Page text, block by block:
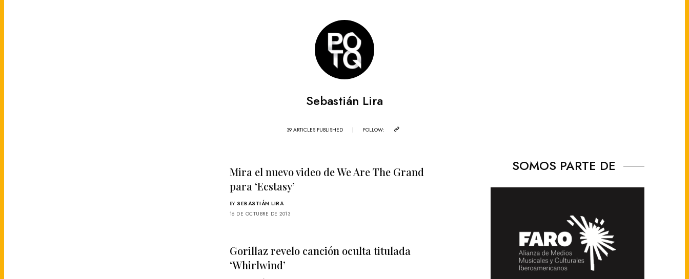
Sebastián Lira
39 ARTICLES PUBLISHED | FOLLOW:
Mira el nuevo video de We Are The Grand
para ‘Ecstasy’
BY SEBASTIÁN LIRA
16 DE OCTUBRE DE 2013
Gorillaz revelo canción oculta titulada
‘Whirlwind’
SOMOS PARTE DE